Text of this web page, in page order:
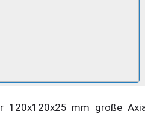
120x120x25 mm große